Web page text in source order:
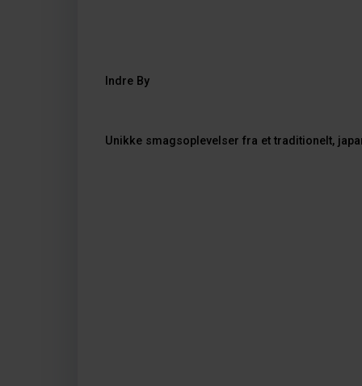
Indre By
Unikke smagsoplevelser fra et traditionelt,